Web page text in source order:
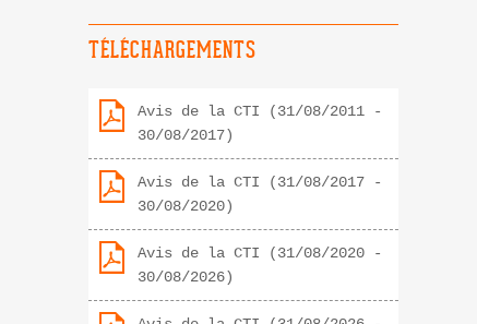
TÉLÉCHARGEMENTS
Avis de la CTI (31/08/2011 -
30/08/2017)
Avis de la CTI (31/08/2017 -
30/08/2020)
Avis de la CTI (31/08/2020 -
30/08/2026)